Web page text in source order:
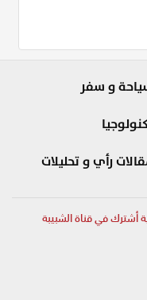
و سفر
رأي و تحليلات
أشترك في قناة الشبيبة